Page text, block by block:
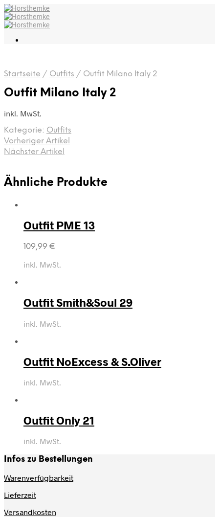
Startseite / Outfits / Outfit Milano Italy 2
Outfit Milano Italy 2
inkl. MwSt.
Kategorie: Outfits
Vorheriger Artikel
Nächster Artikel
Ähnliche Produkte
Outfit PME 13
109,99 €
inkl. MwSt.
Outfit Smith&Soul 29
inkl. MwSt.
Outfit NoExcess & S.Oliver
inkl. MwSt.
Outfit Only 21
inkl. MwSt.
Infos zu Bestellungen
Warenverfügbarkeit
Lieferzeit
Versandkosten